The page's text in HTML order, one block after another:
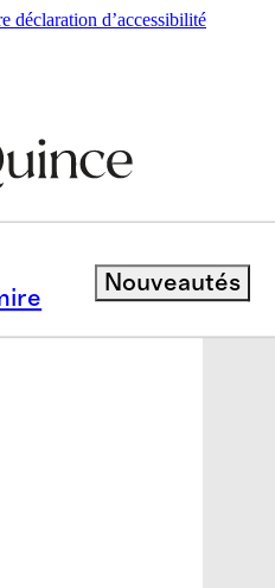
déclaration d’accessibilité
Nouveautés